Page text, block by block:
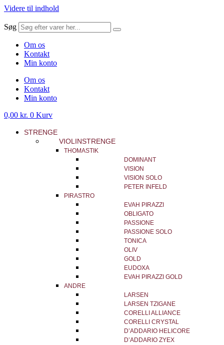
Videre til indhold
Søg
Om os
Kontakt
Min konto
Om os
Kontakt
Min konto
0,00 kr. 0 Kurv
STRENGE
VIOLINSTRENGE
THOMASTIK
DOMINANT
VISION
VISION SOLO
PETER INFELD
PIRASTRO
EVAH PIRAZZI
OBLIGATO
PASSIONE
PASSIONE SOLO
TONICA
OLIV
GOLD
EUDOXA
EVAH PIRAZZI GOLD
ANDRE
LARSEN
LARSEN TZIGANE
CORELLI ALLIANCE
CORELLI CRYSTAL
D’ADDARIO HELICORE
D’ADDARIO ZYEX